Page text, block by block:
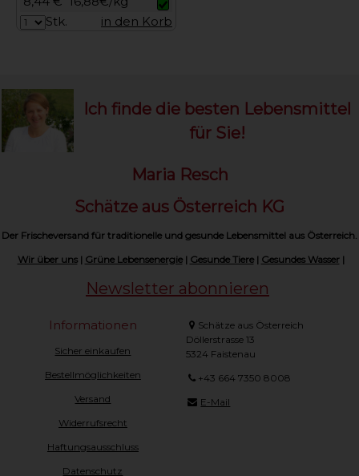
Stk.
in den Korb
Ich finde die besten Lebensmittel
für Sie!
Maria Resch
Schätze aus Österreich KG
Der Frischeversand für traditionelle und gesunde Lebensmittel aus Österreich.
Wir über uns| Grüne Lebensenergie| Gesunde Tiere| Gesundes Wasser|
Newsletter abonnieren
Informationen
Sicher einkaufen
Bestellmöglichkeiten
Versand
Widerrufsrecht
Haftungsausschluss
Datenschutz
Schätze aus Österreich
Döllerstrasse 13
5324 Faistenau
+43 664 7350 8008
E-Mail